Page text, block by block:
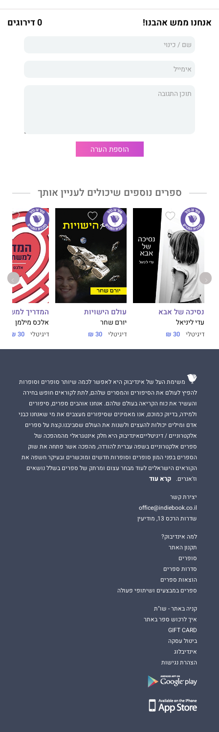
אנחנו ממש אהבנו! 0 דירוגים
הוספת הערה
ספרים נוספים שיכולים לעניין אותך
נסיכה של אבא
עדי ליניאל
דיגיטלי 30 ₪
עולם הישויות
יורם שחר
דיגיטלי 30 ₪
המדריך
אלכס מילמן
דיגיטלי 30 ₪
משימת העל של אינדיבוק היא לאפשר לכמה שיותר סופרים וסופרות
להפיץ לעולם את הסיפורים והמסרים שלהם, לתת לקוראים חופש בחירה
והעשיר את כוח הקריאה בעולם שלהם. אנחנו אוהבים ספרים, סיפורים
ולמידה, בדיוק כמוכם, אנו מאמינים שסיפורים מעצבים את מי שאנחנו כבני
אדם ומילים יכולות להעצים ולשנות את העולם שסביבנו.קצת על ספרים
אלקטרוניים / דיגיטלייםאינדיבוק היא חלק אינטגראלי מהמהפכה של
ספרים אלקטרוניים בשפה עברית להורדה, מהפכה אשר פתחה את שוק
הספרים בפני המון סופרים וסופרות חדשים ומוכשרים ובעיקר חשפה את
הקוראים הישראלים לעוד מבחר עצום ומרתק של ספרים בשלל נושאים
וז'אנרים.
קרא עוד
יצירת קשר
office@indiebook.co.il
שדרות הרכס 13, מודיעין
למה אינדיבוק?
תקנון האתר
סופרים
סדרות ספרים
הוצאות ספרים
ספרים במבצעים ושיתופי פעולה
קניה באתר - שו"ת
איך לרכוש ספר באתר
GIFT CARD
ביטול עסקה
אינדיבלוג
הצהרת נגישות